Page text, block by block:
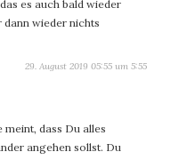
es auch bald wieder
dann wieder nichts
29. August 2019 05:55 um 5:55
meint, dass Du alles
angehen sollst. Du